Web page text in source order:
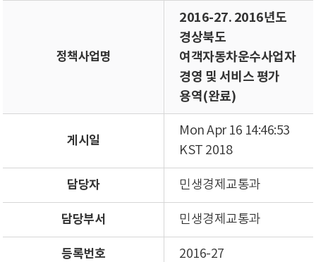
정책사업명
2016-27. 2016년도
경상북도
여객자동차운수사업자
경영 및 서비스 평가
용역(완료)
게시일
Mon Apr 16 14:46:53
KST 2018
담당자 민생경제교통과
담당부서 민생경제교통과
등록번호 2016-27